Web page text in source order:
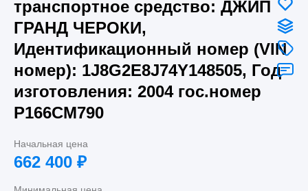
транспортное средство: ДЖИП
ГРАНД ЧЕРОКИ,
Идентификационный номер (VIN
номер): 1J8G2E8J74Y148505, Год
изготовления: 2004 гос.номер
Р166СМ790
Начальная цена
662 400 ₽